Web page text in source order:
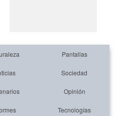
Pantallas
Sociedad
Opinión
Tecnologías